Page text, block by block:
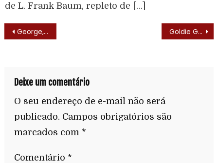
de L. Frank Baum, repleto de […]
George, O Rei da Floresta (George of the Jungle – 1967) – Elenco Goldie Gold (Goldie Gold and Action Jack – 1981) – Elenco
Deixe um comentário
O seu endereço de e-mail não será
publicado. Campos obrigatórios são
marcados com *
Comentário *